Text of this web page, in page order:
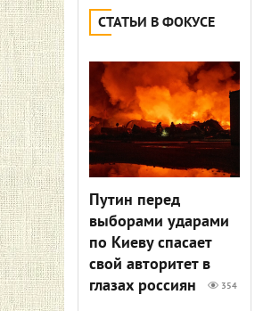
СТАТЬИ В ФОКУСЕ
Путин перед
выборами ударами
по Киеву спасает
свой авторитет в
глазах россиян
354